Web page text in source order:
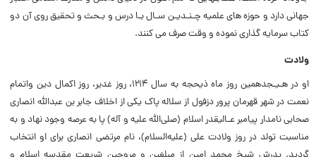
جهانی دارد و حوزه های علمیه چـنـدیـن سـال بـا درس و بـحث و تحقیق روی آن دو
کتاب سرمایه گذاری نموده و وقت صرف می کنند.
ولادت
او در هـیـجدهمین روز ماه ذیحجه به سال ۱۲۱۴، روز غدیر، روز اکمال دین واتمام
نعمت در شهر قهرمان پرور دزفول از سلاله پاک یکی از اخلاف جابر بن عبداللّه انصاری
صحابی نامدار پیامبر عـالیقدر اسلام (صلی‌الله علیه و آله) پا به عرصه وجود نهاد و به
مناسبت تولد در روز ولادت علی (علیه‌السلام)، نام مرتضی انصاری برای او انتخاب